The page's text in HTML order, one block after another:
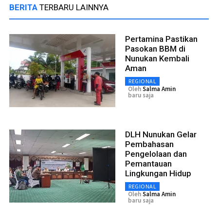
BERITA TERBARU LAINNYA
Pertamina Pastikan
Pasokan BBM di
Nunukan Kembali
Aman
REGIONAL
OlehSalma Amin
baru saja
DLH Nunukan Gelar
Pembahasan
Pengelolaan dan
Pemantauan
Lingkungan Hidup
REGIONAL
OlehSalma Amin
baru saja